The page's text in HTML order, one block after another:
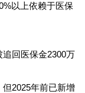
以上依赖于医保
回医保金2300万
2025年前已新增